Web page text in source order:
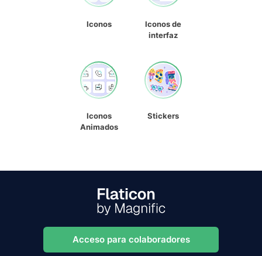
Iconos
Iconos de
interfaz
Iconos
Animados
Stickers
Acceso para colaboradores